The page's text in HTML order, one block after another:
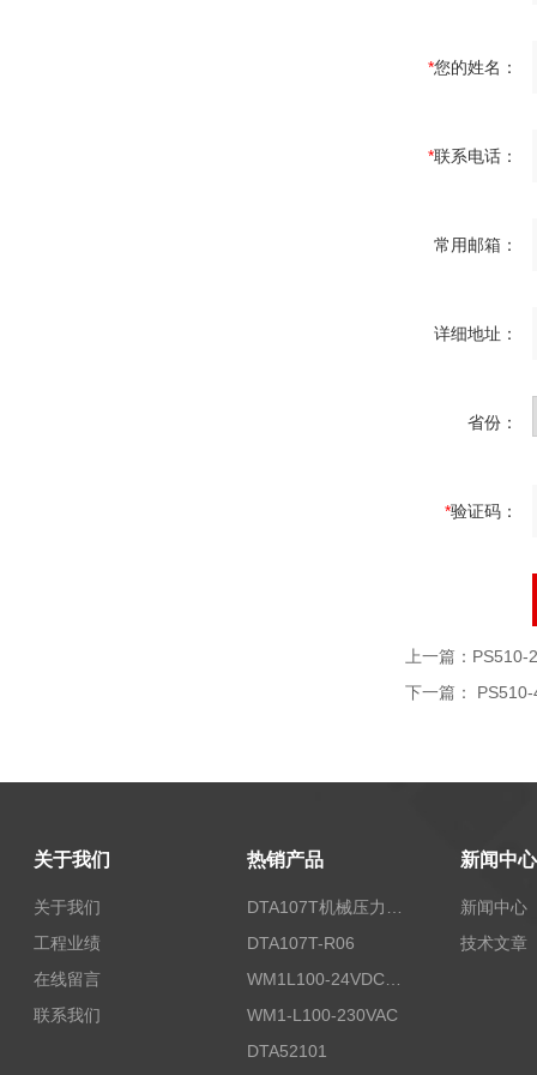
*您的姓名：
*联系电话：
常用邮箱：
详细地址：
省份：
*验证码：
上一篇： PS510-
下一篇：
关于我们
关于我们
工程业绩
在线留言
联系我们
热销产品
DTA107T-R06
WM1L100-24VDC/T5X
WM1-L100-230VAC
DTA52101
新闻中心
新闻中心
技术文章